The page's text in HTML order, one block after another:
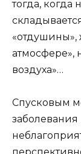
тогда, когда
«отдушины»,
атмосфере»,
воздуха»…
Спусковым